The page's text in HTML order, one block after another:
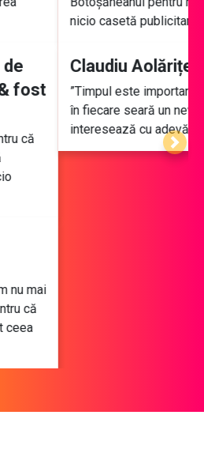
economist
M-am abonat și acum primesc
doar cu știrile care mă
NOI RĂSPUNDEM
faci click pe butonul
efectuat deja plata.